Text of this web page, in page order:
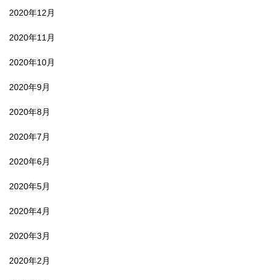
2020年12月
2020年11月
2020年10月
2020年9月
2020年8月
2020年7月
2020年6月
2020年5月
2020年4月
2020年3月
2020年2月